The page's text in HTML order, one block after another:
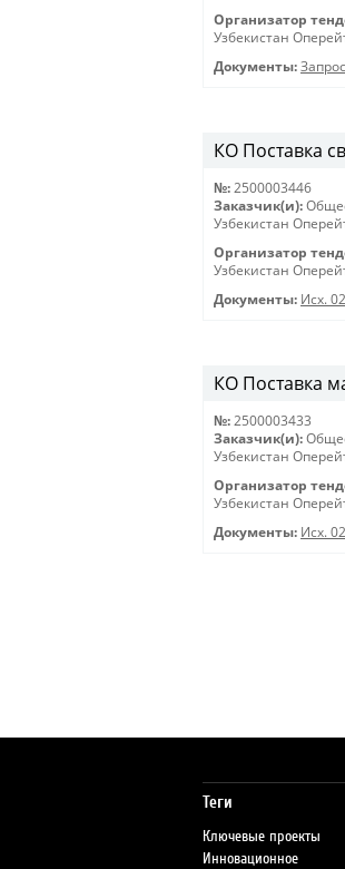
Организатор
Узбекистан
Документы:
КО Поставка
№: 2500003446
Заказчик(и):
Узбекистан
Организатор
Узбекистан
Документы: Исх.
КО Поставка
№: 2500003433
Заказчик(и):
Узбекистан
Организатор
Узбекистан
Документы: Исх.
Теги
Ключевые проекты
Инновационное